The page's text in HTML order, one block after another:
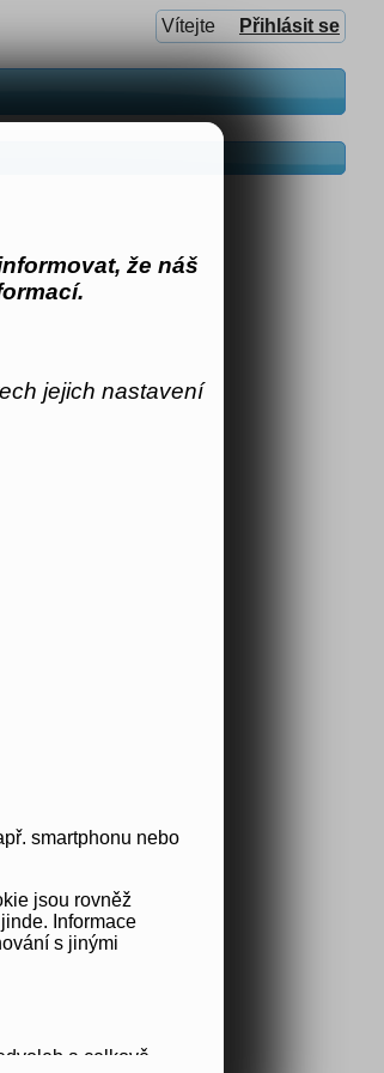
že náš
jejich nastavení
smartphonu nebo
jsou rovněž
Informace
s jinými
a celkově
Vítejte Přihlásit se